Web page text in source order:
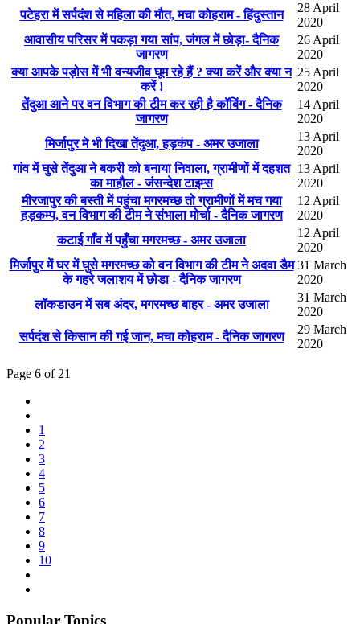
पटेहरा में सर्पदंश से महिला की मौत, मचा कोहराम - हिंदुस्तान
28 April
2020
आवासीय परिसर में पकड़ा गया सांप, जंगल में छोड़ा- दैनिक
जागरण
26 April
2020
क्या आपके पड़ोस में भी वन्यजीव घूम रहे हैं ? क्या करें और क्या न
करें !
25 April
2020
तेंदुआ आने पर वन विभाग की टीम कर रही है कॉबिंग - दैनिक
जागरण
14 April
2020
मिर्जापुर मे भी दिखा तेंदुआ, हड़कंप - अमर उजाला
13 April
2020
गांव में घुसे तेंदुआ ने बकरी को बनाया निवाला, ग्रामीणों में दहशत
का माहौल - जंसन्देश टाइम्स
13 April
2020
मीरजापुर की बस्ती में पहुंचा मगरमच्छ तो ग्रामीणों में मच गया
हड़कम्प, वन विभाग की टीम ने संभाला मोर्चा - दैनिक जागरण
12 April
2020
कटाई गाँव में पहुँचा मगरमच्छ - अमर उजाला
12 April
2020
मिर्जापुर में घर में घुसे मगरमच्छ को वन विभाग की टीम ने अदवा डैम
के गहरे जलाशय में छोडा - दैनिक जागरण
31 March
2020
लॉकडाउन में सब अंदर, मगरमच्छ बाहर - अमर उजाला
31 March
2020
सर्पदंश से किसान की गई जान, मचा कोहराम - दैनिक जागरण
29 March
2020
Page 6 of 21
1
2
3
4
5
6
7
8
9
10
Popular Topics